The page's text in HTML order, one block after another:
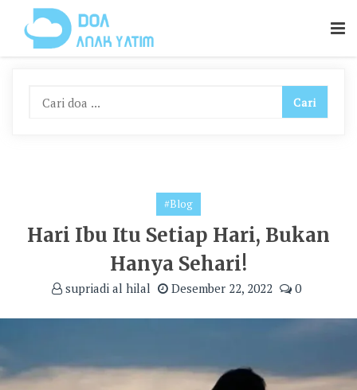
Content
#Blog
Hari Ibu Itu Setiap Hari, Bukan
Hanya Sehari!
supriadi al hilal Desember 22, 2022 0